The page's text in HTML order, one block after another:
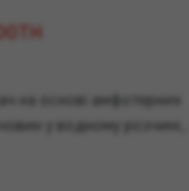
на основі амфотерних
у водному розчині,…